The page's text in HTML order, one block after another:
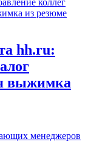
hh.ru:
выжимка